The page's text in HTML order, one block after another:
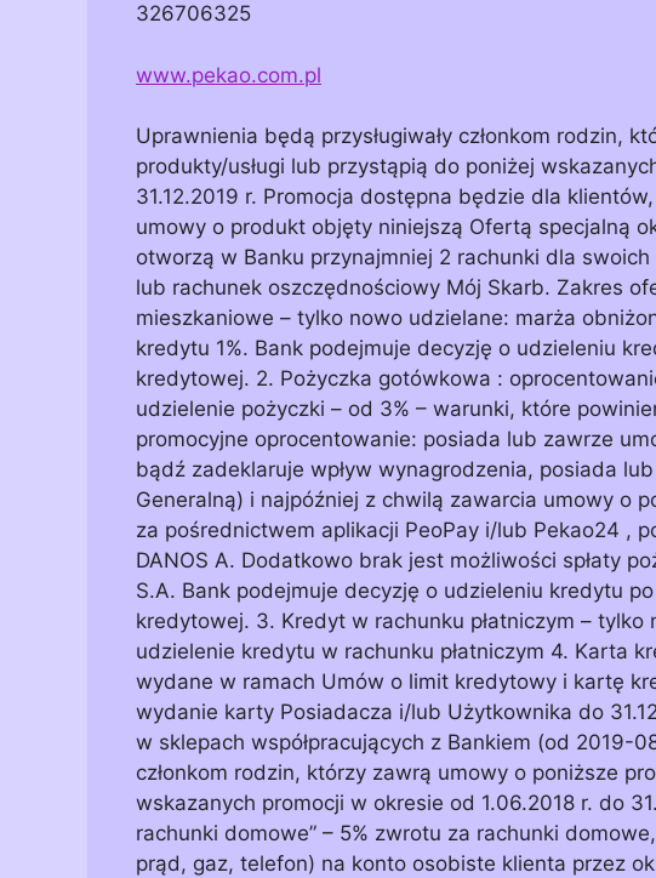
326706325
www.pekao.com.pl
Uprawnienia będą przysługiwały członkom rodzin,
produkty/usługi lub przystąpią do poniżej
31.12.2019 r. Promocja dostępna będzie dla
umowy o produkt objęty niniejszą Ofertą specjalną
otworzą w Banku przynajmniej 2 rachunki dla
lub rachunek oszczędnościowy Mój Skarb. Zakres
mieszkaniowe – tylko nowo udzielane: marża
kredytu 1%. Bank podejmuje decyzję o udzieleniu
kredytowej. 2. Pożyczka gotówkowa :
udzielenie pożyczki – od 3% – warunki, które
promocyjne oprocentowanie: posiada lub zawrze
bądź zadeklaruje wpływ wynagrodzenia, posiada
Generalną) i najpóźniej z chwilą zawarcia umowy o
za pośrednictwem aplikacji PeoPay i/lub Pekao24 ,
DANOS A. Dodatkowo brak jest możliwości spłaty
S.A. Bank podejmuje decyzję o udzieleniu kredytu
kredytowej. 3. Kredyt w rachunku płatniczym –
udzielenie kredytu w rachunku płatniczym 4. Karta
wydane w ramach Umów o limit kredytowy i kartę
wydanie karty Posiadacza i/lub Użytkownika do
w sklepach współpracujących z Bankiem (od 2019-
członkom rodzin, którzy zawrą umowy o poniższe
wskazanych promocji w okresie od 1.06.2018 r. do
rachunki domowe” – 5% zwrotu za rachunki
prąd, gaz, telefon) na konto osobiste klienta przez